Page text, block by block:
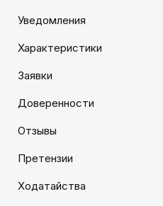
Уведомления
Характеристики
Заявки
Доверенности
Отзывы
Претензии
Ходатайства